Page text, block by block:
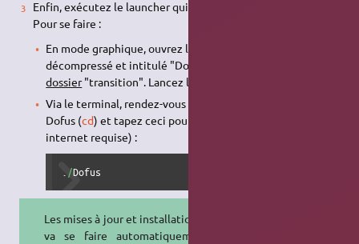
Enfin, exécutez le launcher qui installera lui-même le jeu.
Pour se faire :
En mode graphique, ouvrez le dossier nouvellement
décompressé et intitulé "Dofus". Entrez ensuite dans le
dossier"transition". Lancez le
Via le terminal, rendez-vous dans le nouveau dossier
Dofus (cd) et tapez ceci pour lancer le jeu (connexion
internet requise) :
/Dofus
Les mises à jour et installation du jeu
va se faire automatiquement, et